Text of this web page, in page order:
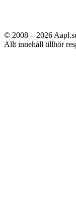
© 2008 – 2026
Allt innehåll tillhör